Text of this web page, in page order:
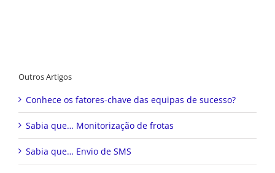
Outros Artigos
Conhece os fatores-chave das equipas de sucesso?
Sabia que… Monitorização de frotas
Sabia que… Envio de SMS